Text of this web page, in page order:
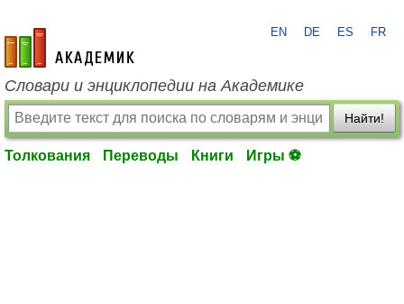
academic.ru
EN DE ES FR
Словари и энциклопедии на Академике
Найти!
Толкования Переводы Книги Игры ⚽